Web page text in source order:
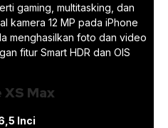
gaming, multitasking, dan
kamera 12 MP pada iPhone
menghasilkan foto dan video
fitur Smart HDR dan OIS
Max
Inci